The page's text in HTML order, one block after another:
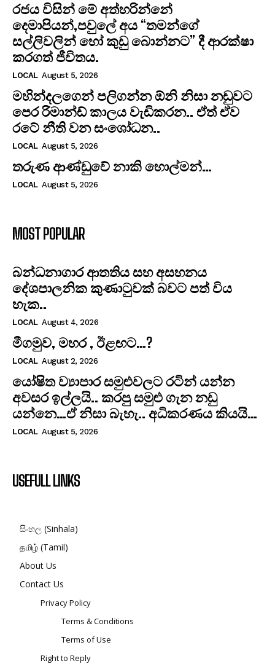
රජය විසින් මේ අත්හරින්නේ
දෙමාපියන්,පවුලේ අය “තමන්ගේ
සල්ලිවලින් හෝ කුඩු බොන්නට” දී ආරක්ෂා
කරගත් ජීවිතය.
LOCAL August 5, 2026
මහින්දලගෙන් පලිගන්න ඕනි නිසා නඩුවට
පෙර රිමාන්ඩ් කාලය වැඩිකරන.. ඒත් ඒව
රටේ නීති වන සංශෝධන..
LOCAL August 5, 2026
තරුණ ආණ්ඩුවේ නාකි හොල්මන්…
LOCAL August 5, 2026
MOST POPULAR
​බන්ධනාගාර ආතතිය සහ අසහනය
දේශපාලනික කුණාටුවක් බවට පත් විය
හැක..
LOCAL August 4, 2026
මීගමුව, මහර , ඊළඟට…?
LOCAL August 2, 2026
යෝෂිත ව්‍යාපාර සමුළුවලට රටින් යන්න
අවසර ඉල්ලයි.. කරපු සමුළු ගැන නඩු
යන්නෙ…ඒ නිසා බැහැ.. අධිකරණය කියයි…
LOCAL August 5, 2026
USEFULL LINKS
සිංහල (Sinhala)
தமிழ் (Tamil)
About Us
Contact Us
Privacy Policy
Terms & Conditions
Terms of Use
Right to Reply